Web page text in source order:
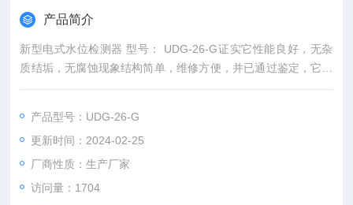
产品简介
新型电式水位检测器 型号： UDG-26-G证实它性能良好，无杂
质结垢，无腐蚀现象结构简单，维修方便，并已通过鉴定，它于
中小型工业锅炉水位控制装置成套。本产品符合国标GB/T 1363
产品型号：UDG-26-G
更新时间：2024-02-25
厂商性质：生产厂家
访问量：1704